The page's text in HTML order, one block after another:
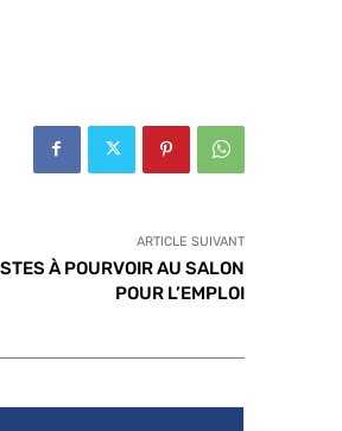
ARTICLE SUIVANT
À POURVOIR AU SALON
POUR L’EMPLOI